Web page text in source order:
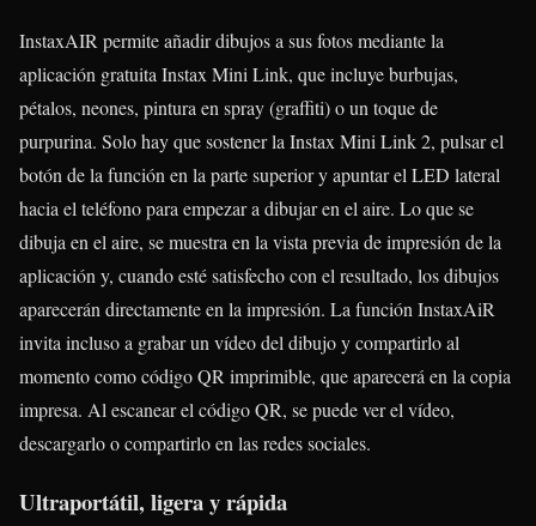
InstaxAIR permite añadir dibujos a sus fotos mediante la
aplicación gratuita Instax Mini Link, que incluye burbujas,
pétalos, neones, pintura en spray (graffiti) o un toque de
purpurina. Solo hay que sostener la Instax Mini Link 2, pulsar el
botón de la función en la parte superior y apuntar el LED lateral
hacia el teléfono para empezar a dibujar en el aire. Lo que se
dibuja en el aire, se muestra en la vista previa de impresión de la
aplicación y, cuando esté satisfecho con el resultado, los dibujos
aparecerán directamente en la impresión. La función InstaxAiR
invita incluso a grabar un vídeo del dibujo y compartirlo al
momento como código QR imprimible, que aparecerá en la copia
impresa. Al escanear el código QR, se puede ver el vídeo,
descargarlo o compartirlo en las redes sociales.
Ultraportátil, ligera y rápida